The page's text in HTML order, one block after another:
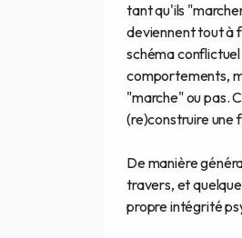
tant qu'ils
deviennent tout à
schéma conflictuel
comportements,
"marche" ou pas.
(re)construire une
De manière
travers, et
propre intégrité